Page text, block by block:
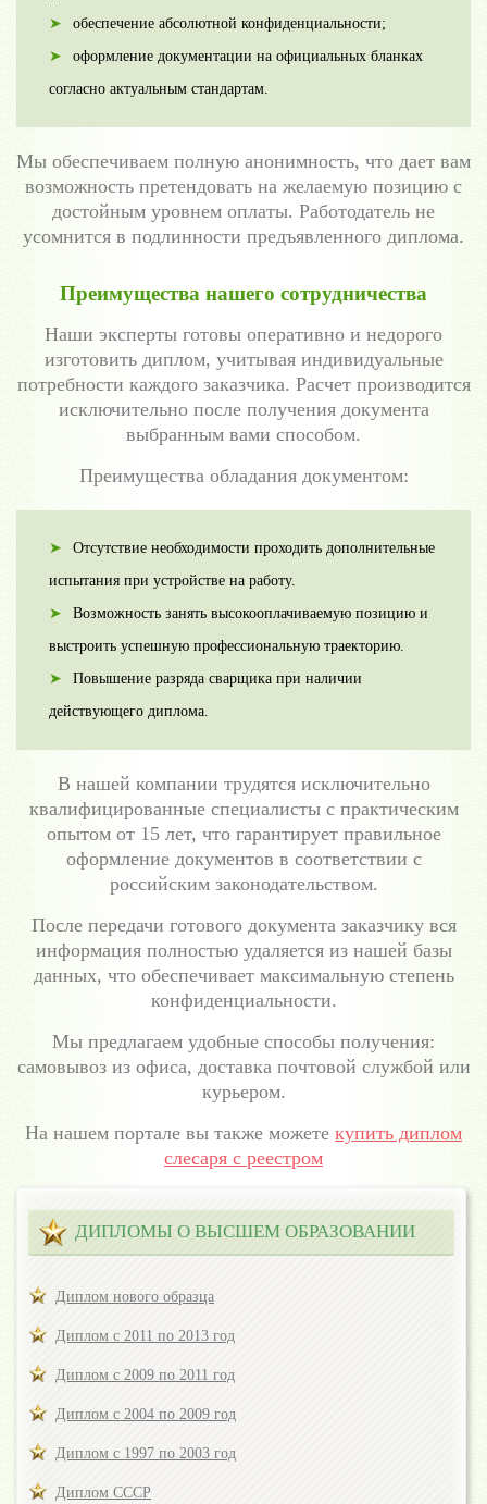
обеспечение абсолютной конфиденциальности;
оформление документации на официальных бланках
согласно актуальным стандартам.
Мы обеспечиваем полную анонимность, что дает вам
возможность претендовать на желаемую позицию с
достойным уровнем оплаты. Работодатель не
усомнится в подлинности предъявленного диплома.
Преимущества нашего сотрудничества
Наши эксперты готовы оперативно и недорого
изготовить диплом, учитывая индивидуальные
потребности каждого заказчика. Расчет производится
исключительно после получения документа
выбранным вами способом.
Преимущества обладания документом:
Отсутствие необходимости проходить дополнительные
испытания при устройстве на работу.
Возможность занять высокооплачиваемую позицию и
выстроить успешную профессиональную траекторию.
Повышение разряда сварщика при наличии
действующего диплома.
В нашей компании трудятся исключительно
квалифицированные специалисты с практическим
опытом от 15 лет, что гарантирует правильное
оформление документов в соответствии с
российским законодательством.
После передачи готового документа заказчику вся
информация полностью удаляется из нашей базы
данных, что обеспечивает максимальную степень
конфиденциальности.
Мы предлагаем удобные способы получения:
самовывоз из офиса, доставка почтовой службой или
курьером.
На нашем портале вы также можете купить диплом
слесаря с реестром
ДИПЛОМЫ О ВЫСШЕМ ОБРАЗОВАНИИ
Диплом нового образца
Диплом с 2011 по 2013 год
Диплом с 2009 по 2011 год
Диплом с 2004 по 2009 год
Диплом с 1997 по 2003 год
Диплом СССР